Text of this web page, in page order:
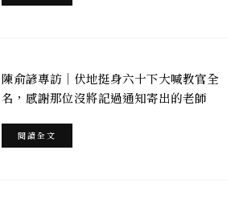
陳俞諺專訪｜伏地挺身六十下大喊教官全
名，感謝那位沒將記過通知寄出的老師
閱讀全文